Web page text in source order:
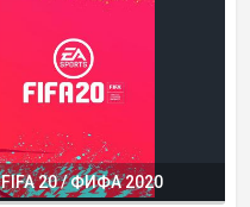
FIFA 20 / ФИФА 2020